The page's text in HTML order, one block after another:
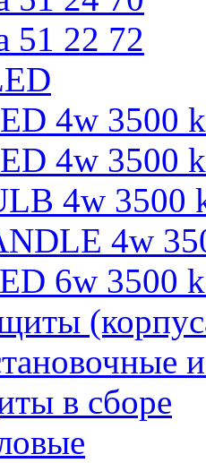
51 22 72
4w 3500
4w 3500
4w 3500
4w
6w 3500
в сборе